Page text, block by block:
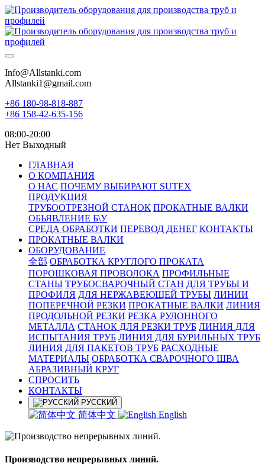
Info@Allstanki.com
Allstanki1@gmail.com
+86 180-98-818-887
+86 158-42-635-156
08:00-20:00
Нет Выходный
ГЛАВНАЯ
О КОМПАНИЯ
О НАС ПОЧЕМУ ВЫБИРАЮТ SUTEX
ПРОДУКЦИЯ
ТРУБООТРЕЗНОЙ СТАНОК ПРОКАТНЫЕ ВАЛКИ
ОБЬЯВЛЕНИЕ Б\У
СРЕДА ОБРАБОТКИ ПЕРЕВОД ДЕНЕГ КОНТАКТЫ
ПРОКАТНЫЕ ВАЛКИ
ОБОРУДОВАНИЕ
全部 ОБРАБОТКА КРУГЛОГО ПРОКАТА
ПОРОШКОВАЯ ПРОВОЛОКА ПРОФИЛЬНЫЕ
СТАНЫ ТРУБОСВАРОЧНЫЙ СТАН ДЛЯ ТРУБЫ И
ПРОФИЛЯ ДЛЯ НЕРЖАВЕЮЩЕЙ ТРУБЫ ЛИНИИ
ПОПЕРЕЧНОЙ РЕЗКИ ПРОКАТНЫЕ ВАЛКИ ЛИНИЯ
ПРОДОЛЬНОЙ РЕЗКИ РЕЗКА РУЛОННОГО
МЕТАЛЛА СТАНОК ДЛЯ РЕЗКИ ТРУБ ЛИНИЯ ДЛЯ
ИСПЫТАНИЯ ТРУБ ЛИНИЯ ДЛЯ БУРИЛЬНЫХ ТРУБ
ЛИНИЯ ДЛЯ ПАКЕТОВ ТРУБ РАСХОДНЫЕ
МАТЕРИАЛЫ OБРАБОТКА СВАРОЧНОГО ШВА
АБРАЗИВНЫЙ КРУГ
СПРОСИТЬ
КОНТАКТЫ
РУССКИЙ
简体中文 English
Производство непрерывных линий.